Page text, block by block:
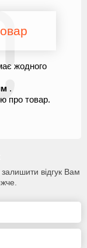
жодного
.
про товар.
відгук Вам